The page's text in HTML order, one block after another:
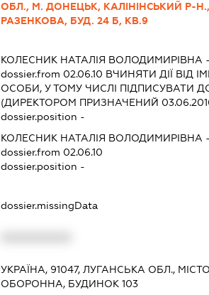
ОБЛ., М. ДОНЕЦЬК, КАЛІНІНСЬКИЙ Р-
РАЗЕНКОВА, БУД. 24 Б, КВ.9
КОЛЕСНИК НАТАЛІЯ ВОЛОДИМИРІВНА -
dossier.from 02.06.10 ВЧИНЯТИ ДІЇ ВІД
ОСОБИ, У ТОМУ ЧИСЛІ ПІДПИСУВАТИ
(ДИРЕКТОРОМ ПРИЗНАЧЕНИЙ
dossier.position -
КОЛЕСНИК НАТАЛІЯ ВОЛОДИМИРІВНА -
dossier.from 02.06.10
dossier.position -
dossier.missingData
УКРАЇНА, 91047, ЛУГАНСЬКА ОБЛ.,
ОБОРОННА, БУДИНОК 103